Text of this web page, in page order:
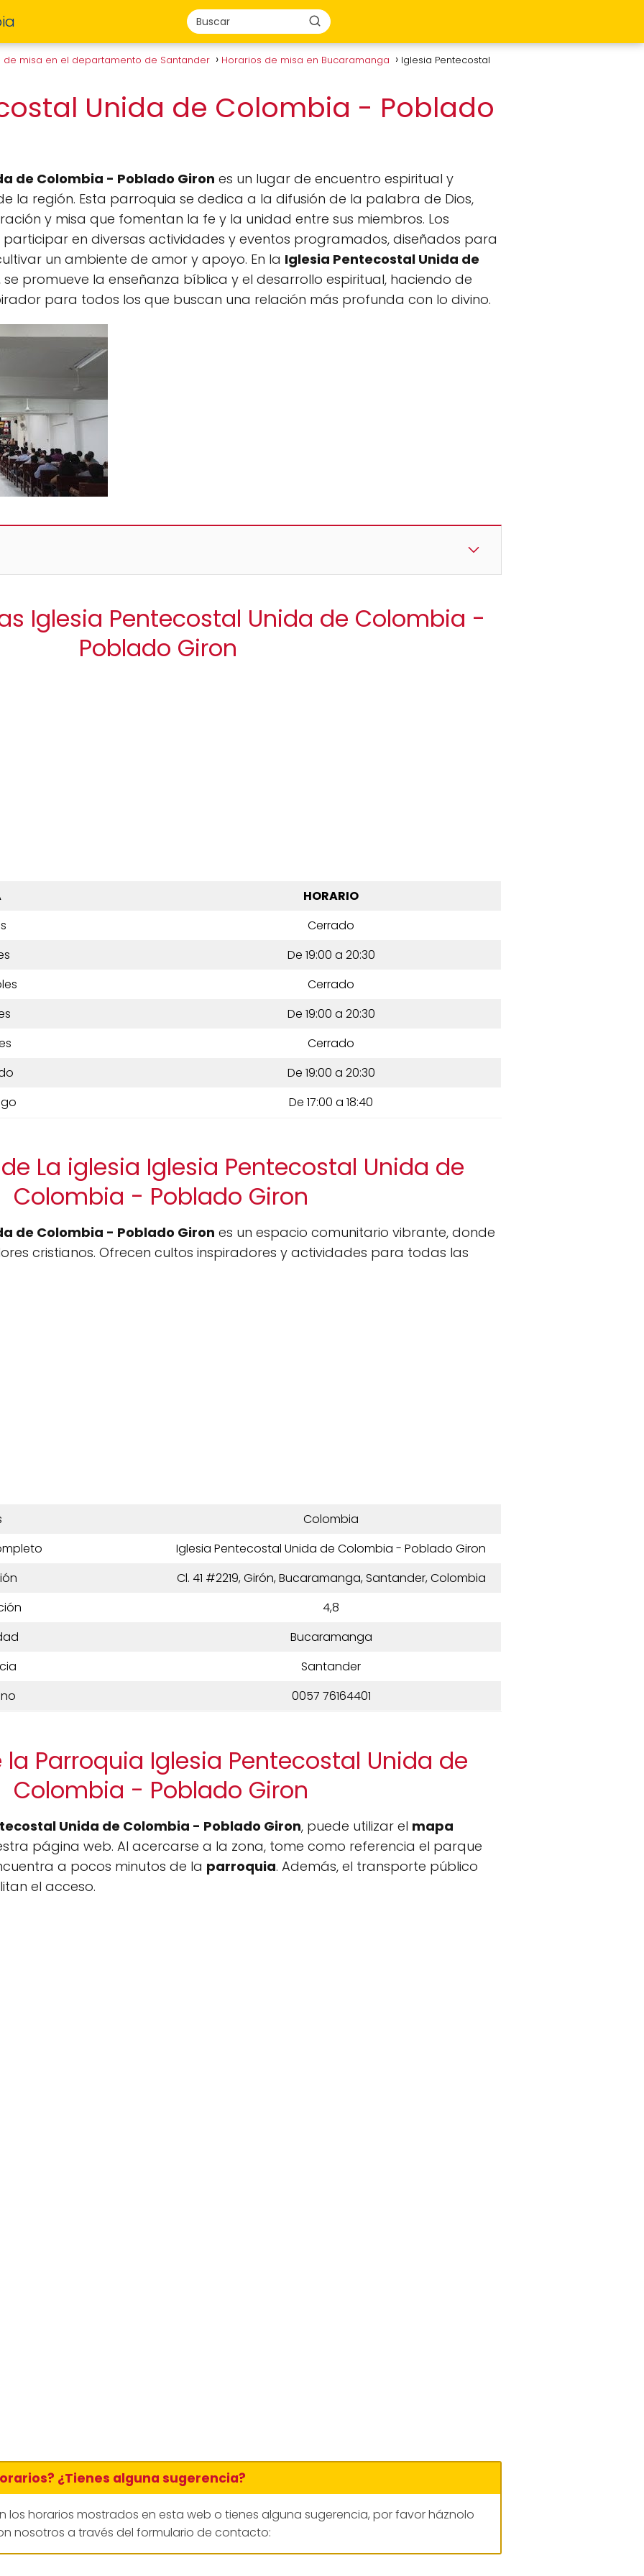
de misa en el departamento de Santander Horarios de misa en Bucaramanga
Iglesia Pentecostal
Unida de Colombia - Poblado
de Colombia - Poblado Giron es un lugar de encuentro espiritual y
la región. Esta parroquia se dedica a la difusión de la palabra de Dios,
y misa que fomentan la fe y la unidad entre sus miembros. Los
participar en diversas actividades y eventos programados, diseñados para
un ambiente de amor y apoyo. En la Iglesia Pentecostal Unida de
se promueve la enseñanza bíblica y el desarrollo espiritual, haciendo de
para todos los que buscan una relación más profunda con lo divino.
Iglesia Pentecostal Unida de Colombia -
Poblado Giron
HORARIO
Cerrado
De 19:00 a 20:30
Cerrado
De 19:00 a 20:30
Cerrado
De 19:00 a 20:30
De 17:00 a 18:40
La iglesia Iglesia Pentecostal Unida de
Colombia - Poblado Giron
de Colombia - Poblado Giron es un espacio comunitario vibrante, donde
cristianos. Ofrecen cultos inspiradores y actividades para todas las
Colombia
Iglesia Pentecostal Unida de Colombia - Poblado Giron
Cl. 41 #2219, Girón, Bucaramanga, Santander, Colombia
4,8
Bucaramanga
Santander
0057 76164401
Parroquia Iglesia Pentecostal Unida de
Colombia - Poblado Giron
Unida de Colombia - Poblado Giron, puede utilizar el mapa
página web. Al acercarse a la zona, tome como referencia el parque
a pocos minutos de la parroquia. Además, el transporte público
el acceso.
¿Tienes alguna sugerencia?
los horarios mostrados en esta web o tienes alguna sugerencia, por favor háznolo
nosotros a través del formulario de contacto: